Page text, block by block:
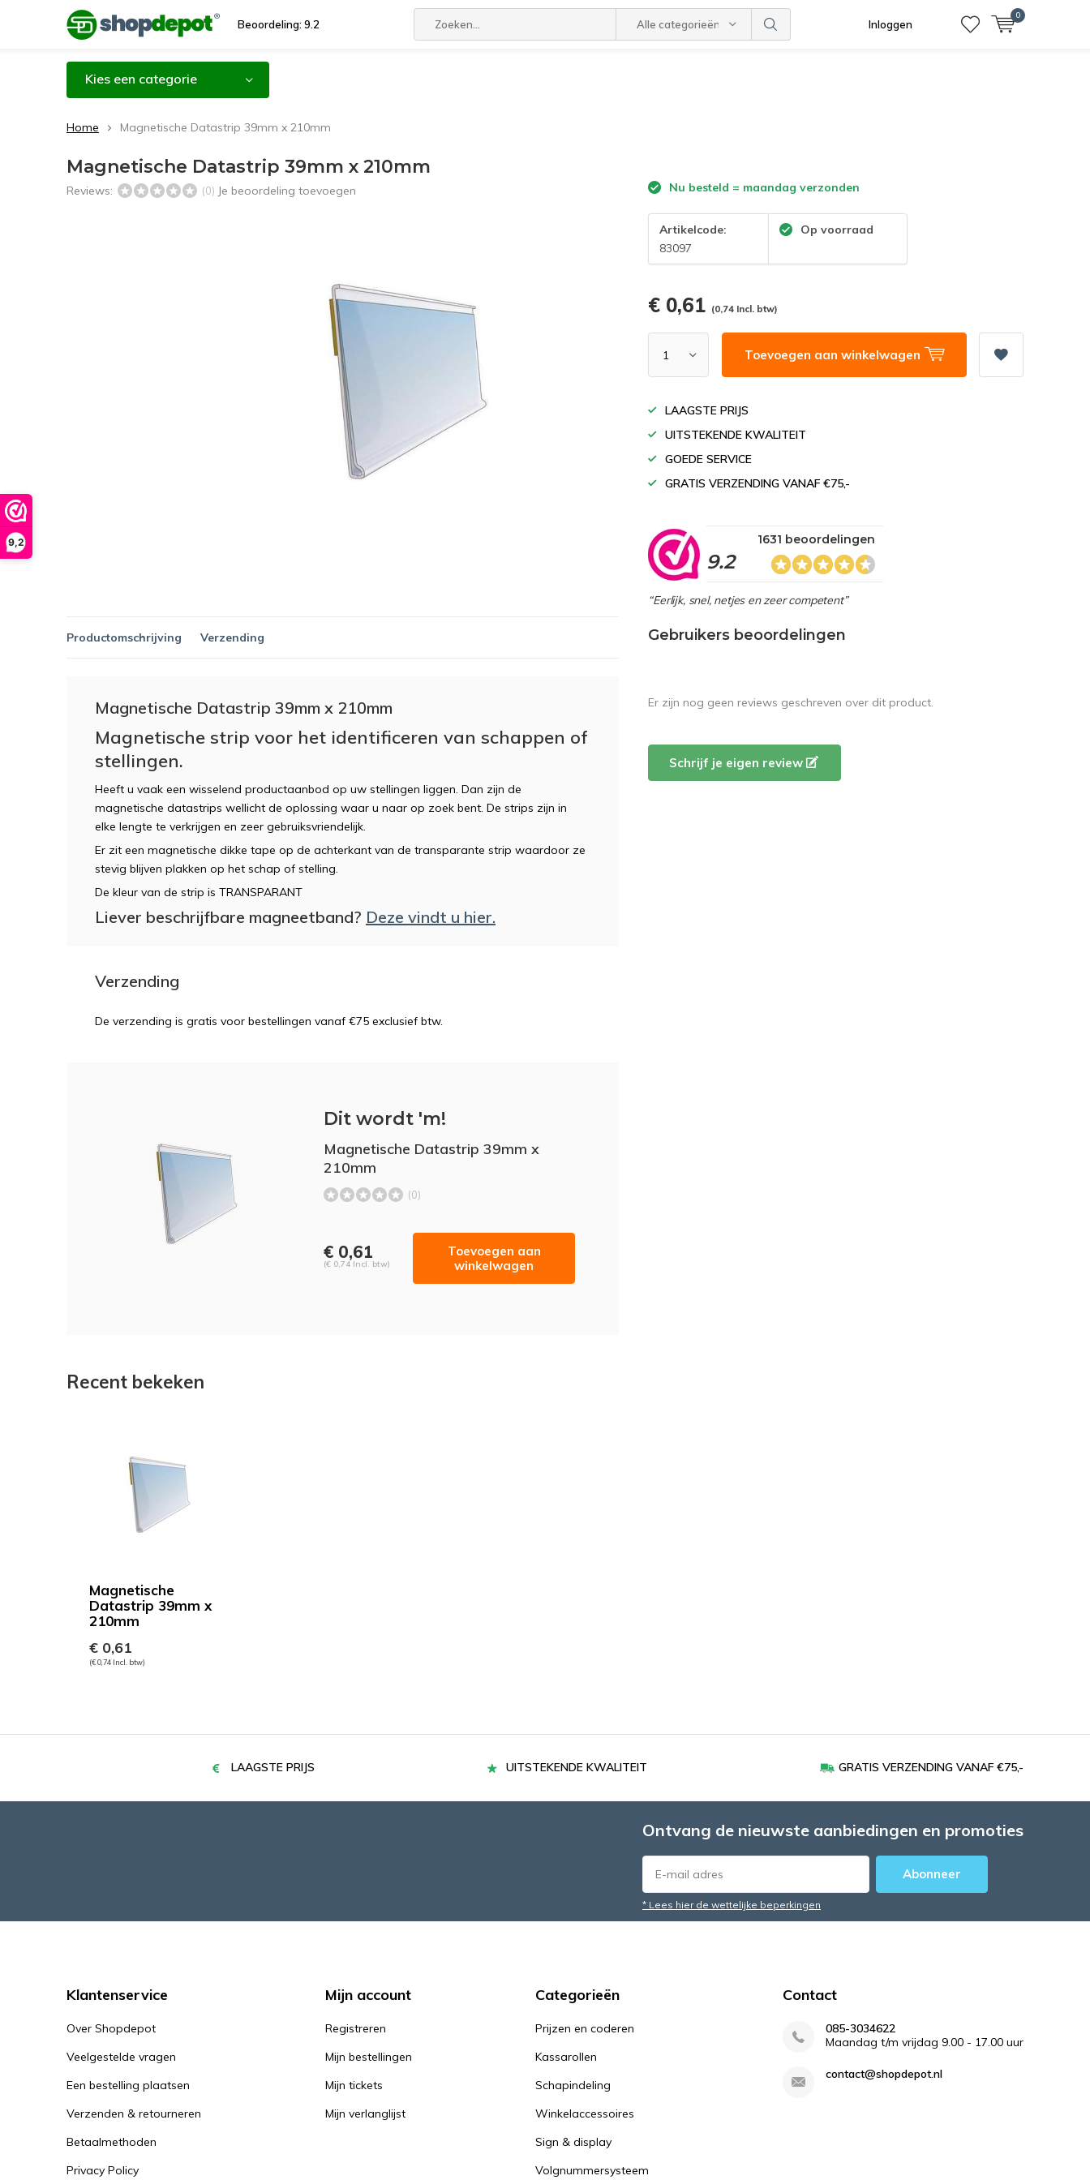
9,2
Beoordeling: 9.2 Alle categorieën Inloggen
0
Kies een categorie
Home Magnetische Datastrip 39mm x 210mm
Magnetische Datastrip 39mm x 210mm
Reviews: (0) Je beoordeling toevoegen Nu besteld = maandag verzonden
Artikelcode:
83097
Op voorraad
€ 0,61 (0,74 Incl. btw)
Toevoegen aan winkelwagen
LAAGSTE PRIJS
UITSTEKENDE KWALITEIT
GOEDE SERVICE
GRATIS VERZENDING VANAF €75,-
9.2
1631 beoordelingen
“Eerlijk, snel, netjes en zeer competent”
Productomschrijving Verzending
Magnetische Datastrip 39mm x 210mm
Magnetische strip voor het identificeren van schappen of
stellingen.
Heeft u vaak een wisselend productaanbod op uw stellingen liggen. Dan zijn de
magnetische datastrips wellicht de oplossing waar u naar op zoek bent. De strips zijn in
elke lengte te verkrijgen en zeer gebruiksvriendelijk.
Er zit een magnetische dikke tape op de achterkant van de transparante strip waardoor ze
stevig blijven plakken op het schap of stelling.
De kleur van de strip is TRANSPARANT
Liever beschrijfbare magneetband? Deze vindt u hier.
Verzending
De verzending is gratis voor bestellingen vanaf €75 exclusief btw.
Dit wordt 'm!
Magnetische Datastrip 39mm x
210mm
(0)
€ 0,61
(€ 0,74 Incl. btw)
Toevoegen aan
winkelwagen
Gebruikers beoordelingen
Er zijn nog geen reviews geschreven over dit product.
Schrijf je eigen review
Recent bekeken
Magnetische
Datastrip 39mm x
210mm
€ 0,61
(€ 0,74 Incl. btw)
LAAGSTE PRIJS UITSTEKENDE KWALITEIT GRATIS VERZENDING VANAF €75,-
Ontvang de nieuwste aanbiedingen en promoties
Abonneer
* Lees hier de wettelijke beperkingen
Klantenservice
Over Shopdepot
Veelgestelde vragen
Een bestelling plaatsen
Verzenden & retourneren
Betaalmethoden
Privacy Policy
Mijn account
Registreren
Mijn bestellingen
Mijn tickets
Mijn verlanglijst
Categorieën
Prijzen en coderen
Kassarollen
Schapindeling
Winkelaccessoires
Sign & display
Volgnummersysteem
Contact
085-3034622
Maandag t/m vrijdag 9.00 - 17.00 uur
contact@shopdepot.nl